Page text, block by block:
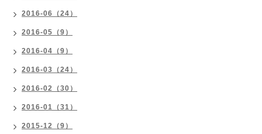
2016-06（24）
2016-05（9）
2016-04（9）
2016-03（24）
2016-02（30）
2016-01（31）
2015-12（9）